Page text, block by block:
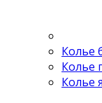
Колье
Колье
Колье